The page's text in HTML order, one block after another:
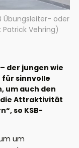
Übungsleiter- oder
Vehring)
der jungen wie
sinnvolle
um auch den
die Attraktivität
so KSB-
um